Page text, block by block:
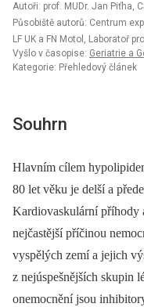
Autoři: prof. MUDr. Jan Piťha,
Působiště autorů: Centrum
LF UK a FN Motol, Laboratoř
Vyšlo v časopise: Geriatrie a
Kategorie: Přehledový článek
Souhrn
Hlavním cílem
80 let věku je delší a
Kardiovaskulární příhody
nejčastější příčinou
vyspělých zemí a jejich
z nejúspešnějších skupin
onemocnění jsou